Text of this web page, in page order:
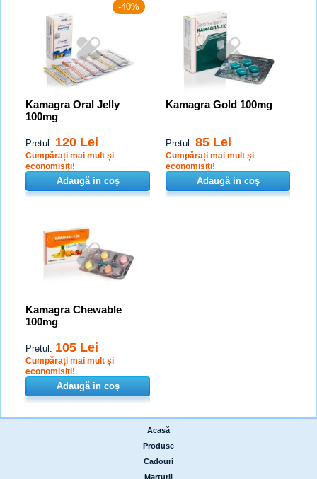
-40%
Kamagra Oral Jelly
100mg
Pretul: 120 Lei
Cumpărați mai mult și
economisiți!
Adaugă in coş
Kamagra Gold 100mg
Pretul: 85 Lei
Cumpărați mai mult și
economisiți!
Adaugă in coş
Kamagra Chewable
100mg
Pretul: 105 Lei
Cumpărați mai mult și
economisiți!
Adaugă in coş
Acasă
Produse
Cadouri
Marturii